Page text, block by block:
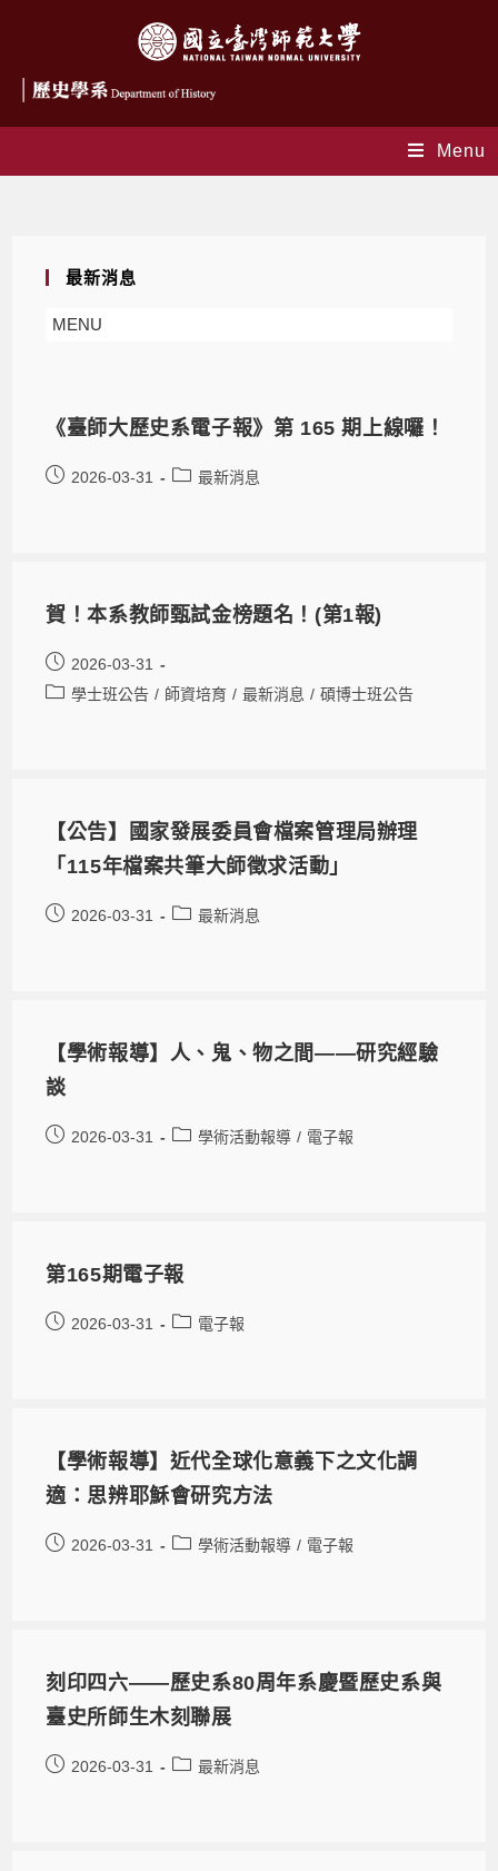
Menu
最新消息
MENU
《臺師大歷史系電子報》第 165 期上線囉！
2026-03-31 最新消息
賀！本系教師甄試金榜題名！(第1報)
2026-03-31
學士班公告 / 師資培育 / 最新消息 / 碩博士班公告
【公告】國家發展委員會檔案管理局辦理
「115年檔案共筆大師徵求活動」
2026-03-31 最新消息
【學術報導】人、鬼、物之間——研究經驗
談
2026-03-31 學術活動報導 / 電子報
第165期電子報
2026-03-31 電子報
【學術報導】近代全球化意義下之文化調
適：思辨耶穌會研究方法
2026-03-31 學術活動報導 / 電子報
刻印四六——歷史系80周年系慶暨歷史系與
臺史所師生木刻聯展
2026-03-31 最新消息